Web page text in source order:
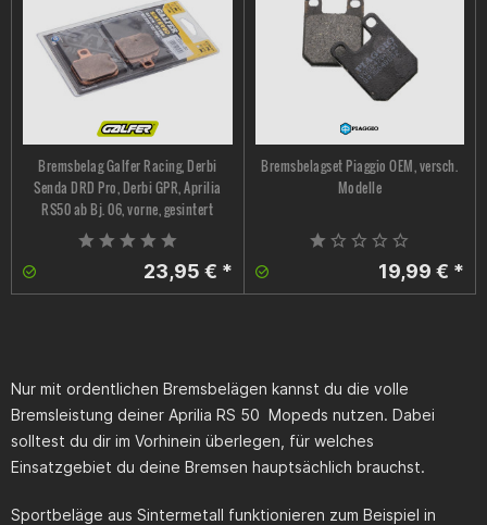
Bremsbelag Galfer Racing, Derbi
Senda DRD Pro, Derbi GPR, Aprilia
RS50 ab Bj. 06, vorne, gesintert
23,95 € *
Bremsbelagset Piaggio OEM, versch.
Modelle
19,99 € *
Nur mit ordentlichen Bremsbelägen kannst du die volle
Bremsleistung deiner Aprilia RS 50 Mopeds nutzen. Dabei
solltest du dir im Vorhinein überlegen, für welches
Einsatzgebiet du deine Bremsen hauptsächlich brauchst.
Sportbeläge aus Sintermetall funktionieren zum Beispiel in